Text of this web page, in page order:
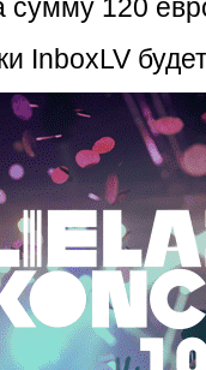
сумму 120
InboxLV